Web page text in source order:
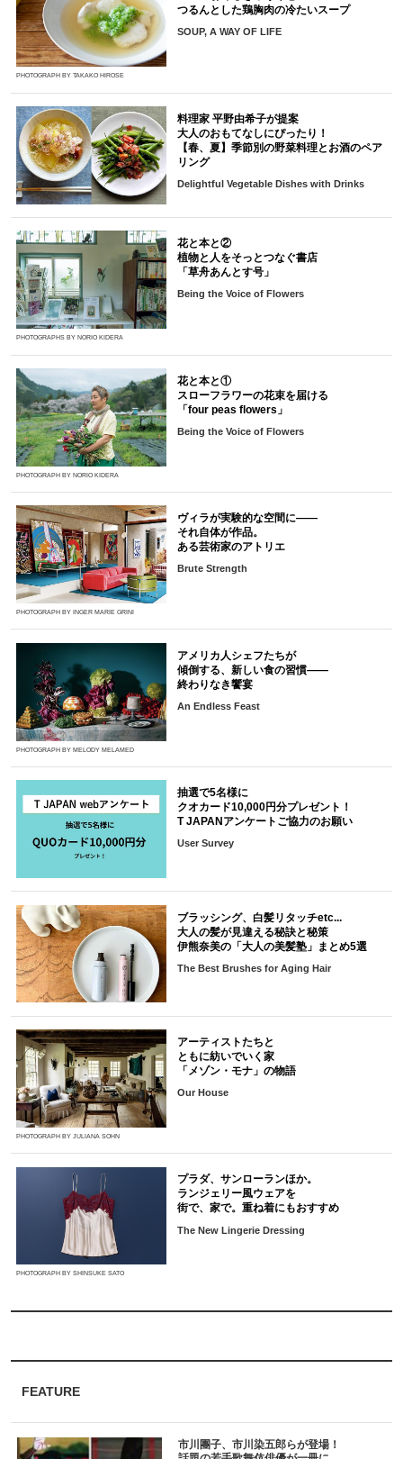
FEATURE
市川團子、市川染五郎らが登場！
PHOTOGRAPH BY TAKAKO HIROSE
つるんとした鶏胸肉の冷たいスープ
SOUP, A WAY OF LIFE
料理家 平野由希子が提案
大人のおもてなしにぴったり！
【春、夏】季節別の野菜料理とお酒のペア
リング
Delightful Vegetable Dishes with Drinks
PHOTOGRAPHS BY NORIO KIDERA
花と本と②
植物と人をそっとつなぐ書店
「草舟あんとす号」
Being the Voice of Flowers
PHOTOGRAPH BY NORIO KIDERA
花と本と①
スローフラワーの花束を届ける
「four peas flowers」
Being the Voice of Flowers
PHOTOGRAPH BY INGER MARIE GRINI
ヴィラが実験的な空間に――
それ自体が作品。
ある芸術家のアトリエ
Brute Strength
PHOTOGRAPH BY MELODY MELAMED
アメリカ人シェフたちが
傾倒する、新しい食の習慣――
終わりなき饗宴
An Endless Feast
抽選で5名様に
クオカード10,000円分プレゼント！
T JAPANアンケートご協力のお願い
User Survey
ブラッシング、白髪リタッチetc...
大人の髪が見違える秘訣と秘策
伊熊奈美の「大人の美髪塾」まとめ5選
The Best Brushes for Aging Hair
PHOTOGRAPH BY JULIANA SOHN
アーティストたちと
ともに紡いでいく家
「メゾン・モナ」の物語
Our House
PHOTOGRAPH BY SHINSUKE SATO
プラダ、サンローランほか。
ランジェリー風ウェアを
街で、家で。重ね着にもおすすめ
The New Lingerie Dressing